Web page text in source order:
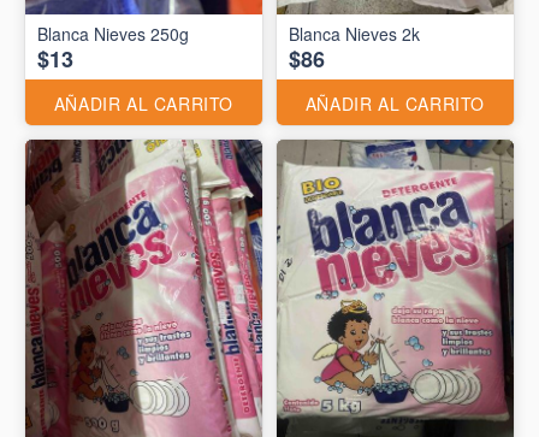
Blanca Nieves 250g
$13
AÑADIR AL CARRITO
Blanca Nieves 2k
$86
AÑADIR AL CARRITO